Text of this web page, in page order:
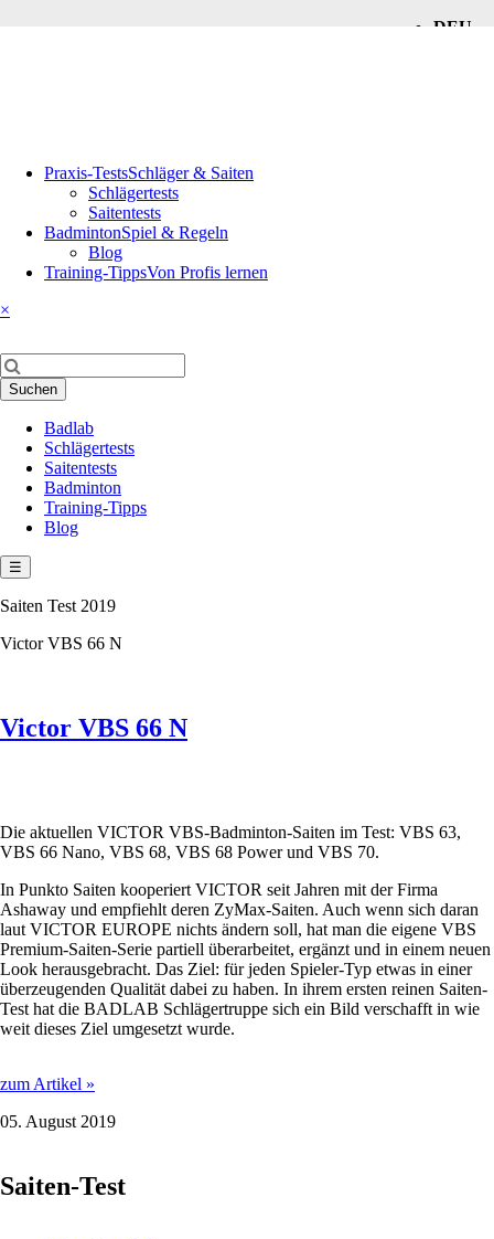
DEU
überspringen
Praxis-TestsSchläger & Saiten
Schlägertests
Saitentests
BadmintonSpiel & Regeln
Blog
Training-TippsVon Profis lernen
×
Suchbegriffe
Suchen
überspringen
Badlab
Schlägertests
Saitentests
Badminton
Training-Tipps
Blog
☰
Saiten Test 2019
Victor VBS 66 N
Victor VBS 66 N
Die aktuellen VICTOR VBS-Badminton-Saiten im Test: VBS 63,
VBS 66 Nano, VBS 68, VBS 68 Power und VBS 70.
In Punkto Saiten kooperiert VICTOR seit Jahren mit der Firma
Ashaway und empfiehlt deren ZyMax-Saiten. Auch wenn sich daran
laut VICTOR EUROPE nichts ändern soll, hat man die eigene VBS
Premium-Saiten-Serie partiell überarbeitet, ergänzt und in einem neuen
Look herausgebracht. Das Ziel: für jeden Spieler-Typ etwas in einer
überzeugenden Qualität dabei zu haben. In ihrem ersten reinen Saiten-
Test hat die BADLAB Schlägertruppe sich ein Bild verschafft in wie
weit dieses Ziel umgesetzt wurde.
zum Artikel »
66
05. August 2019
Saiten-Test